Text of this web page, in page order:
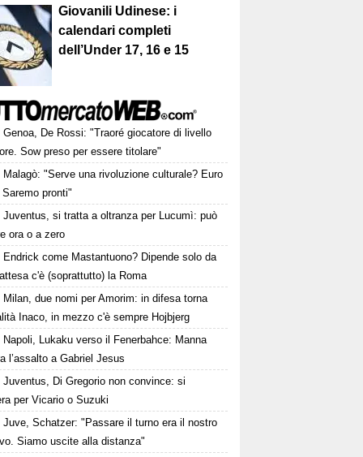
Giovanili Udinese: i
calendari completi
dell’Under 17, 16 e 15
Genoa, De Rossi: "Traoré giocatore di livello
Sow preso per essere titolare"
Malagò: "Serve una rivoluzione culturale? Euro
Saremo pronti"
Juventus, si tratta a oltranza per Lucumì: può
ora o a zero
Endrick come Mastantuono? Dipende solo da
c'è (soprattutto) la Roma
Milan, due nomi per Amorim: in difesa torna
Inaco, in mezzo c'è sempre Hojbjerg
Napoli, Lukaku verso il Fenerbahce: Manna
l’assalto a Gabriel Jesus
Juventus, Di Gregorio non convince: si
per Vicario o Suzuki
Juve, Schatzer: "Passare il turno era il nostro
Siamo uscite alla distanza"